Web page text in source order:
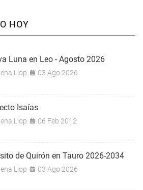
HOY
Luna en Leo - Agosto 2026
Llop 03 Ago 2026
Isaías
Llop 06 Feb 2012
de Quirón en Tauro 2026-2034
Llop 03 Ago 2026